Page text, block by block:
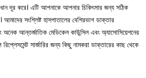
দূর করে। এটি আপনাকে আপনার চিকিৎসার জন্য সঠিক
আমাদের সংশ্লিষ্ট হাসপাতালের বেশিরভাগ ডাক্তার
অনেক আন্তর্জাতিক মেডিকেল কাউন্সিল এবং অ্যাসোসিয়েশনের
সার্জারির জন্য কিছু নামকরা ডাক্তারের কাছ থেকে